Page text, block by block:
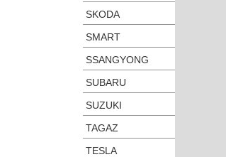
SKODA
SMART
SSANGYONG
SUBARU
SUZUKI
TAGAZ
TESLA